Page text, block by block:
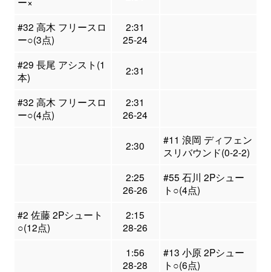
#32 高木 フリースロ
ー○(3点)
2:31
25-24
#29 長尾 アシスト(1
本)
2:31
#32 高木 フリースロ
ー○(4点)
2:31
26-24
2:30
#11 浪岡 ディフェン
スリバウンド(0-2-2)
2:25
26-26
#55 石川 2Pシュー
ト○(4点)
#2 佐藤 2Pシュート
○(12点)
2:15
28-26
1:56
28-28
#13 小原 2Pシュー
ト○(6点)